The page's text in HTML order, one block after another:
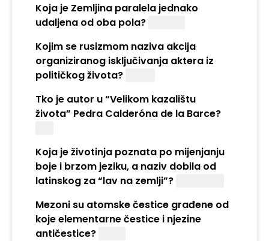
Koja je Zemljina paralela jednako
udaljena od oba pola?
Kojim se rusizmom naziva akcija
organiziranog isključivanja aktera iz
političkog života?
Tko je autor u “Velikom kazalištu
života” Pedra Calderóna de la Barce?
Koja je životinja poznata po mijenjanju
boje i brzom jeziku, a naziv dobila od
latinskog za “lav na zemlji”?
Mezoni su atomske čestice građene od
koje elementarne čestice i njezine
antičestice?